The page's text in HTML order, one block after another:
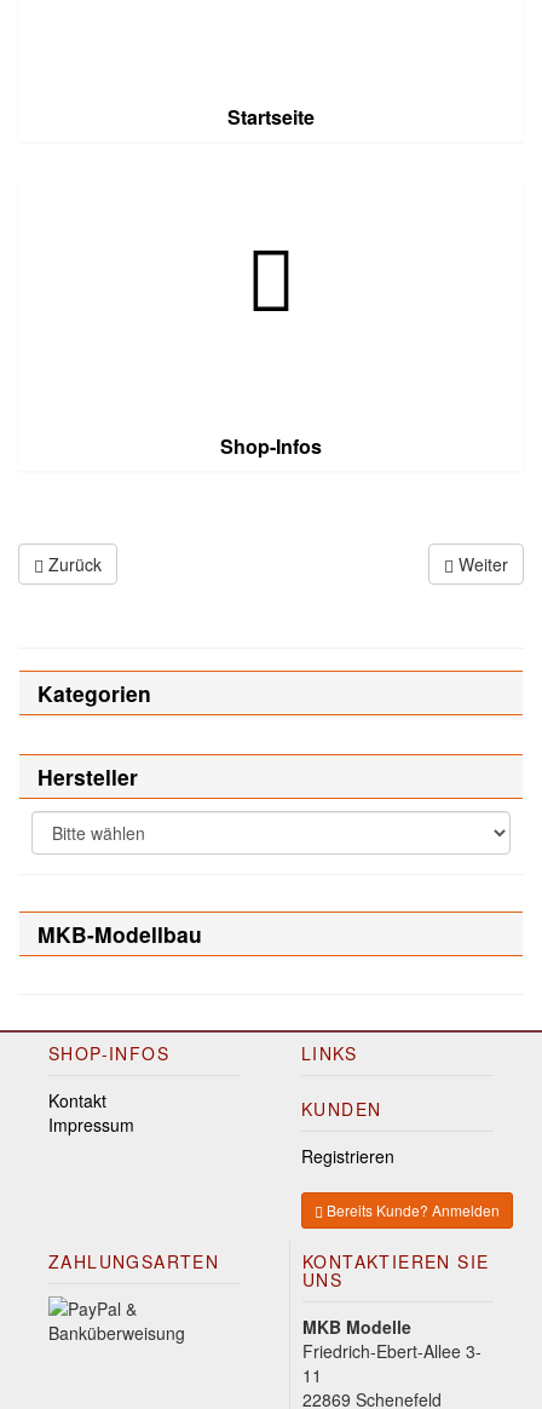
Startseite
Shop-Infos
Weiter
Zurück
Kategorien
Hersteller
MKB-Modellbau
SHOP-INFOS
Kontakt
Impressum
LINKS
KUNDEN
Registrieren
Bereits Kunde? Anmelden
ZAHLUNGSARTEN KONTAKTIEREN SIE
UNS
MKB Modelle
Friedrich-Ebert-Allee 3-
11
22869 Schenefeld